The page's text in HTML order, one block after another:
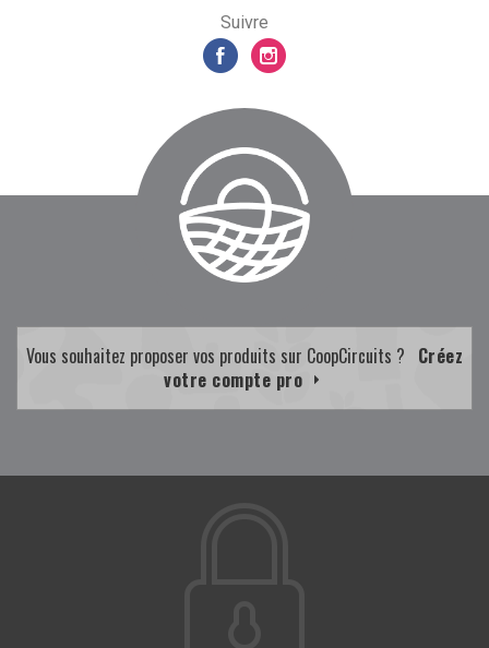
Suivre
Vous souhaitez proposer vos produits sur CoopCircuits ? Créez
votre compte pro